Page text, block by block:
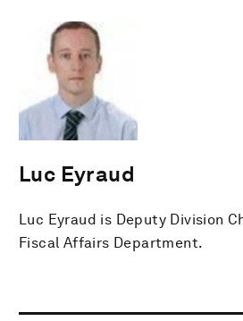
Luc Eyraud
Luc Eyraud is Deputy Division
Fiscal Affairs Department.